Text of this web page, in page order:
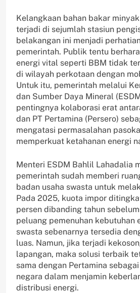
Kelangkaan bahan bakar
terjadi di sejumlah stasiun
belakangan ini menjadi
pemerintah. Publik tentu
energi vital seperti BBM tidak
di wilayah perkotaan dengan
Untuk itu, pemerintah melalui
dan Sumber Daya Mineral
pentingnya kolaborasi erat
dan PT Pertamina (Persero)
mengatasi permasalahan
memperkuat ketahanan energi
Menteri ESDM Bahlil Lahadalia
pemerintah sudah memberi
badan usaha swasta untuk
Pada 2025, kuota impor
persen dibanding tahun
peluang pemenuhan kebutuhan
swasta sebenarnya tersedia
luas. Namun, jika terjadi
lapangan, maka solusi terbaik
sama dengan Pertamina
negara dalam menjamin
distribusi energi.